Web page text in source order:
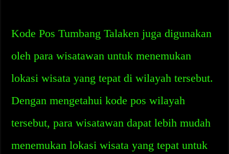
Kode Pos Tumbang Talaken juga digunakan
oleh para wisatawan untuk menemukan
lokasi wisata yang tepat di wilayah tersebut.
Dengan mengetahui kode pos wilayah
tersebut, para wisatawan dapat lebih mudah
menemukan lokasi wisata yang tepat untuk